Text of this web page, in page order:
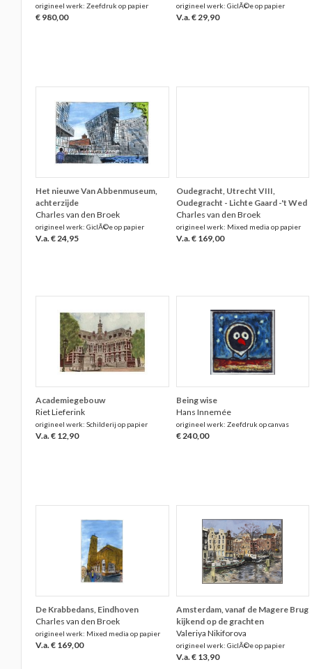
origineel werk: Zeefdruk op papier
€ 980,00
origineel werk: GiclÃ©e op papier
V.a. € 29,90
Het nieuwe Van Abbenmuseum,
achterzijde
Charles van den Broek
origineel werk: GiclÃ©e op papier
V.a. € 24,95
Oudegracht, Utrecht VIII,
Oudegracht - Lichte Gaard -'t Wed
Charles van den Broek
origineel werk: Mixed media op papier
V.a. € 169,00
Academiegebouw
Riet Lieferink
origineel werk: Schilderij op papier
V.a. € 12,90
Being wise
Hans Innemée
origineel werk: Zeefdruk op canvas
€ 240,00
De Krabbedans, Eindhoven
Charles van den Broek
origineel werk: Mixed media op papier
V.a. € 169,00
Amsterdam, vanaf de Magere Brug
kijkend op de grachten
Valeriya Nikiforova
origineel werk: GiclÃ©e op papier
V.a. € 13,90